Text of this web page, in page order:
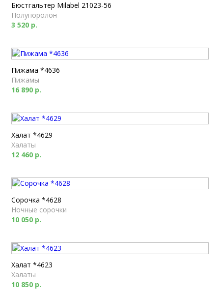
Бюстгальтер Milabel 21023-56
Полупоролон
3 520 р.
Пижама *4636
Пижамы
16 890 р.
Халат *4629
Халаты
12 460 р.
Сорочка *4628
Ночные сорочки
10 050 р.
Халат *4623
Халаты
10 850 р.